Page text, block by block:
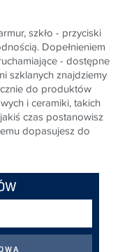
szkło - przyciski
Dopełnieniem
- dostępne
szklanych znajdziemy
do produktów
i ceramiki, takich
czas postanowisz
dopasujesz do